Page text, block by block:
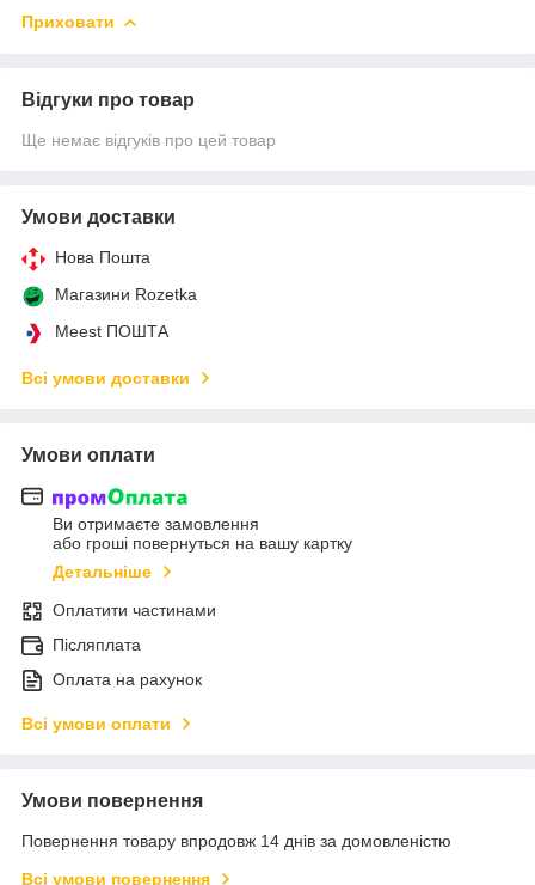
Приховати
Відгуки про товар
Ще немає відгуків про цей товар
Умови доставки
Нова Пошта
Магазини Rozetka
Meest ПОШТА
Всі умови доставки
Умови оплати
Ви отримаєте замовлення
або гроші повернуться на вашу картку
Детальніше
Оплатити частинами
Післяплата
Оплата на рахунок
Всі умови оплати
Умови повернення
Повернення товару впродовж 14 днів за домовленістю
Всі умови повернення